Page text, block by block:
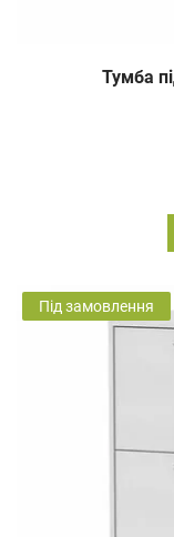
Тумба
Під замовлення